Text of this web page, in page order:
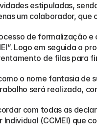
estipuladas,
um colaborador, que
de formalização
Logo em seguida o
de filas para
o nome fantasia de
será realizado,
com todas as
(CCMEI) que